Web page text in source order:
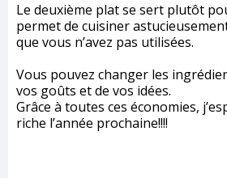
Le deuxième plat se sert plutôt
permet de cuisiner
que vous n’avez pas utilisées.
Vous pouvez changer les
vos goûts et de vos idées.
Grâce à toutes ces économies,
riche l’année prochaine!!!!